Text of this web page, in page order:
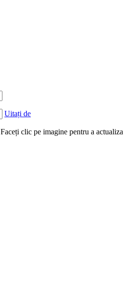
Uitați de
Faceți clic pe imagine pentru a actualiza